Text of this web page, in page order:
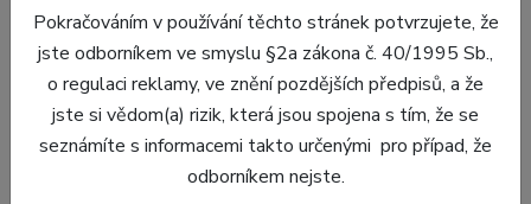
Laboratoř
Pokračováním v používání těchto stránek potvrzujete, že
jste odborníkem ve smyslu §2a zákona č. 40/1995 Sb.,
o regulaci reklamy, ve znění pozdějších předpisů, a že
jste si vědom(a) rizik, která jsou spojena s tím, že se
seznámíte s informacemi takto určenými pro případ, že
odborníkem nejste.